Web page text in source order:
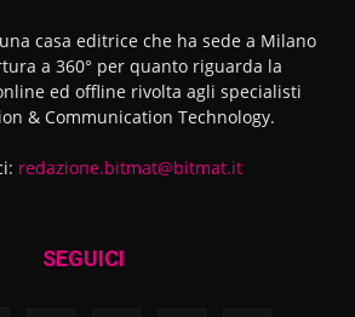
casa editrice che ha sede a Milano
a 360° per quanto riguarda la
ed offline rivolta agli specialisti
& Communication Technology.
redazione.bitmat@bitmat.it
SEGUICI